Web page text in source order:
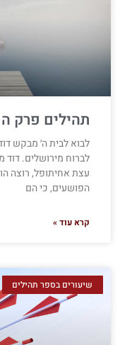
תהילים פרק
לבוא לבית ה׳ מבקש
לברוח מירושלים.
עצת אחיתופל, רוצה
הפושעים, כי הם
קרא עוד »
שיעורים בספר תהילים